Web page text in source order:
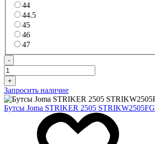
44
44.5
45
46
47
-
+
Запросить наличие
Бутсы Joma STRIKER 2505 STRIKW2505FG